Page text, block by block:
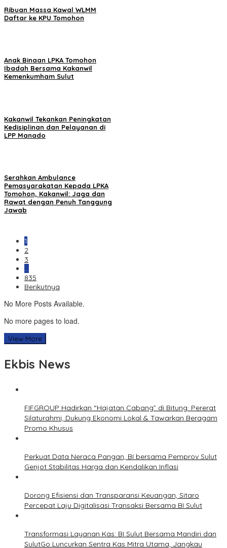
Ribuan Massa Kawal WLMM
Daftar ke KPU Tomohon
Anak Binaan LPKA Tomohon
Ibadah Bersama Kakanwil
Kemenkumham Sulut
Kakanwil Tekankan Peningkatan
Kedisiplinan dan Pelayanan di
LPP Manado
Serahkan Ambulance
Pemasyarakatan Kepada LPKA
Tomohon, Kakanwil: Jaga dan
Rawat dengan Penuh Tanggung
Jawab
1
2
3
…
835
Berikutnya
No More Posts Available.
No more pages to load.
View More
Ekbis News
FIFGROUP Hadirkan “Hajatan Cabang” di Bitung: Pererat
Silaturahmi, Dukung Ekonomi Lokal & Tawarkan Beragam
Promo Khusus
Perkuat Data Neraca Pangan, BI bersama Pemprov Sulut
Genjot Stabilitas Harga dan Kendalikan Inflasi
Dorong Efisiensi dan Transparansi Keuangan, Sitaro
Percepat Laju Digitalisasi Transaksi Bersama BI Sulut
Transformasi Layanan Kas: BI Sulut Bersama Mandiri dan
SulutGo Luncurkan Sentra Kas Mitra Utama, Jangkau